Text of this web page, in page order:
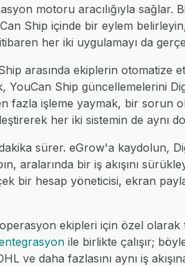
motoru aracılığıyla sağlar.
Ship içinde bir eylem
her iki uygulamayı da
arasında ekiplerin otomatize
YouCan Ship güncellemelerini
fazla işleme yaymak, bir sorun
her iki sistemin de aynı
sürer. eGrow'a kaydolun,
aralarında bir iş akışını
bir hesap yöneticisi, ekran
ekipleri için özel olarak
ile birlikte çalışır;
ve daha fazlasını aynı iş